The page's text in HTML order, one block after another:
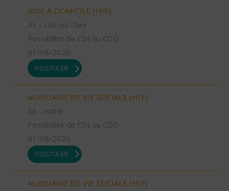
AIDE A DOMICILE (H/F)
41 - Loir-et-Cher
Possibilité de CDI ou CDD
01/08/2026
POSTULER
AUXILIAIRE DE VIE SOCIALE (H/F)
36 - Indre
Possibilité de CDI ou CDD
01/08/2026
POSTULER
AUXILIAIRE DE VIE SOCIALE (H/F)